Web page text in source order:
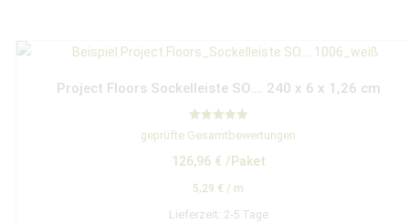
Project Floors Sockelleiste SO…. 240 x 6 x 1,26 cm
Bewertet mit
5.00
geprüfte Gesamtbewertungen
126,96 € /Paket
5,29 € / m
Lieferzeit: 2-5 Tage